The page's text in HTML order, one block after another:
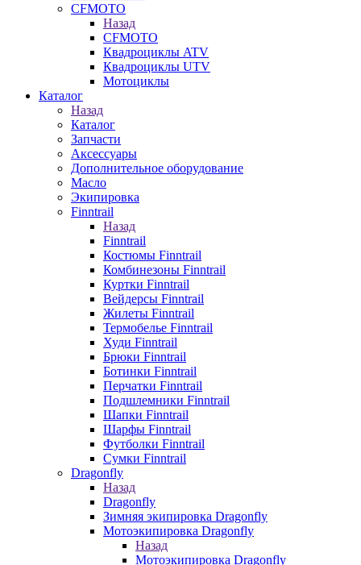
CFMOTO
Назад
CFMOTO
Квадроциклы ATV
Квадроциклы UTV
Мотоциклы
Каталог
Назад
Каталог
Запчасти
Аксессуары
Дополнительное оборудование
Масло
Экипировка
Finntrail
Назад
Finntrail
Костюмы Finntrail
Комбинезоны Finntrail
Куртки Finntrail
Вейдерсы Finntrail
Жилеты Finntrail
Термобелье Finntrail
Худи Finntrail
Брюки Finntrail
Ботинки Finntrail
Перчатки Finntrail
Подшлемники Finntrail
Шапки Finntrail
Шарфы Finntrail
Футболки Finntrail
Сумки Finntrail
Dragonfly
Назад
Dragonfly
Зимняя экипировка Dragonfly
Мотоэкипировка Dragonfly
Назад
Мотоэкипировка Dragonfly